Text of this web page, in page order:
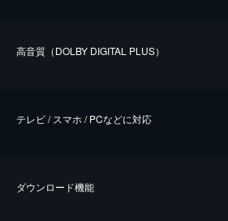
⾼⾳質（DOLBY DIGITAL PLUS）
テレビ / スマホ / PCなどに対応
ダウンロード機能